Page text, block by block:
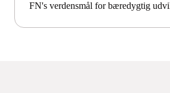
FN's verdensmål for bæredygtig